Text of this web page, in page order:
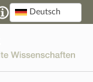
Deutsch